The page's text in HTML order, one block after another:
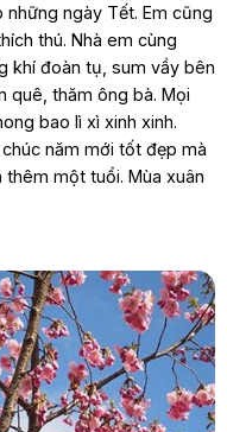
những ngày Tết. Em cũng
thú. Nhà em cùng
khí đoàn tụ, sum vầy bên
quê, thăm ông bà. Mọi
bao lì xì xinh xinh.
năm mới tốt đẹp mà
một tuổi. Mùa xuân